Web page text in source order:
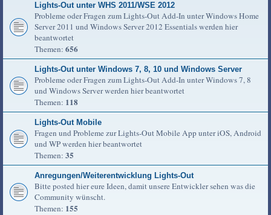
Lights-Out unter WHS 2011/WSE 2012
Probleme oder Fragen zum Lights-Out Add-In unter Windows Home
Server 2011 und Windows Server 2012 Essentials werden hier
beantwortet
Themen: 656
Lights-Out unter Windows 7, 8, 10 und Windows Server
Probleme oder Fragen zum Lights-Out Add-In unter Windows 7, 8
und Windows Server werden hier beantwortet
Themen: 118
Lights-Out Mobile
Fragen und Probleme zur Lights-Out Mobile App unter iOS, Android
und WP werden hier beantwortet
Themen: 35
Anregungen/Weiterentwicklung Lights-Out
Bitte posted hier eure Ideen, damit unsere Entwickler sehen was die
Community wünscht.
Themen: 155